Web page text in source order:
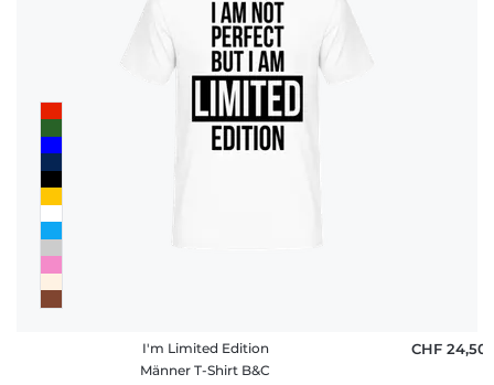
I'm Limited Edition
Männer T-Shirt B&C
CHF 24,50